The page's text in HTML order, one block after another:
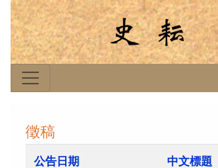
徵稿
公告日期 中文標題